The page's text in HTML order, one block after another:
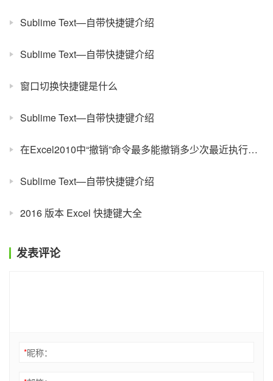
Sublime Text—自带快捷键介绍
Sublime Text—自带快捷键介绍
窗口切换快捷键是什么
Sublime Text—自带快捷键介绍
在Excel2010中“撤销”命令最多能撤销多少次最近执行的操作？
Sublime Text—自带快捷键介绍
2016 版本 Excel 快捷键大全
发表评论
*昵称：